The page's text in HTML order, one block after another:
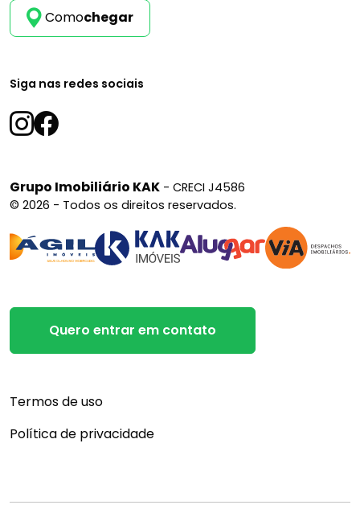
Comochegar
Siga nas redes sociais
Grupo Imobiliário KAK - CRECI J4586
© 2026 - Todos os direitos reservados.
Quero entrar em contato
Termos de uso
Política de privacidade